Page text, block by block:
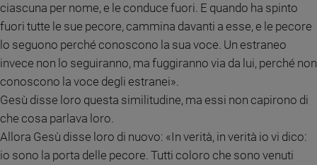
Registrati
Redazione
Social
ciascuna per nome, e le conduce fuori. E quando ha spinto
fuori tutte le sue pecore, cammina davanti a esse, e le pecore
lo seguono perché conoscono la sua voce. Un estraneo
invece non lo seguiranno, ma fuggiranno via da lui, perché non
conoscono la voce degli estranei».
Gesù disse loro questa similitudine, ma essi non capirono di
che cosa parlava loro.
Allora Gesù disse loro di nuovo: «In verità, in verità io vi dico:
io sono la porta delle pecore. Tutti coloro che sono venuti